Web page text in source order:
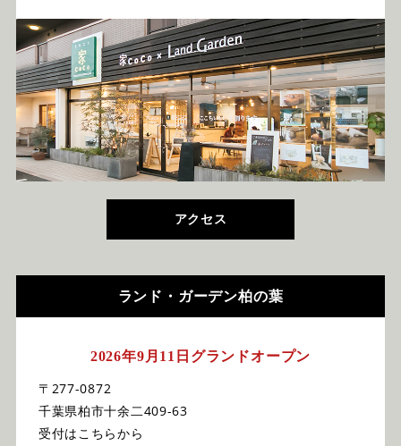
アクセス
ランド・ガーデン柏の葉
2026年9月11日グランドオープン
〒277-0872
千葉県柏市十余二409-63
受付はこちらから